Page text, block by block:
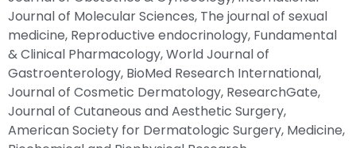
Journal of Molecular Sciences, The journal of sexual
medicine, Reproductive endocrinology, Fundamental
& Clinical Pharmacology, World Journal of
Gastroenterology, BioMed Research International,
Journal of Cosmetic Dermatology, ResearchGate,
Journal of Cutaneous and Aesthetic Surgery,
American Society for Dermatologic Surgery, Medicine,